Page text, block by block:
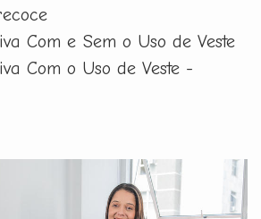
Com e Sem o Uso de Veste
Com o Uso de Veste -